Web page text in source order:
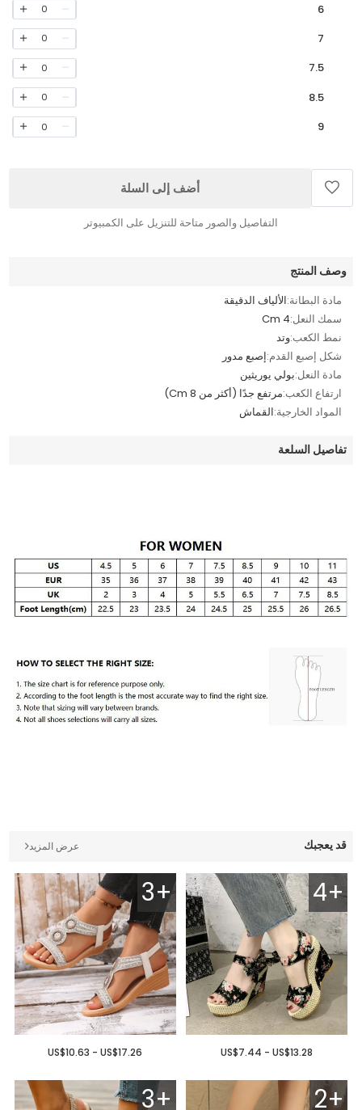
6
0
7
0
7.5
0
8.5
0
9
0
أضف إلى السلة
التفاصيل والصور متاحة للتنزيل على الكمبيوتر
وصف المنتج
مادة البطانة:الألياف الدقيقة
سمك النعل:4 Cm
نمط الكعب:وتد
شكل إصبع القدم:إصبع مدور
مادة النعل:بولي يوريثين
ارتفاع الكعب:مرتفع جدًا (أكثر من 8 Cm)
المواد الخارجية:القماش
تفاصيل السلعة
قد يعجبك عرض المزيد
4+
US$7.44 - US$13.28
3+
US$10.63 - US$17.26
2+
3+